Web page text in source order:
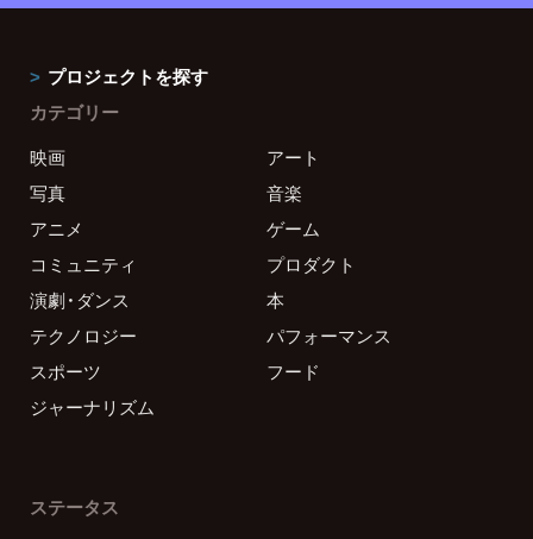
プロジェクトを探す
カテゴリー
映画
アート
写真
音楽
アニメ
ゲーム
コミュニティ
プロダクト
演劇・ダンス
本
テクノロジー
パフォーマンス
スポーツ
フード
ジャーナリズム
ステータス